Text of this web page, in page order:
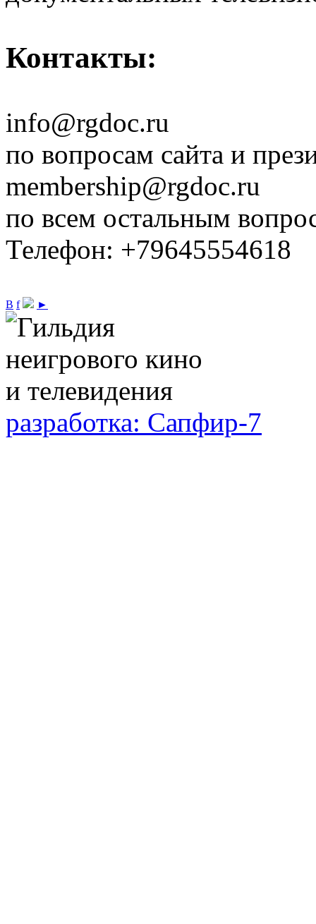
Контакты:
info@rgdoc.ru
по вопросам сайта и
membership@rgdoc.ru
по всем остальным
Телефон: +79645554618
В f ►
разработка: Сапфир-7